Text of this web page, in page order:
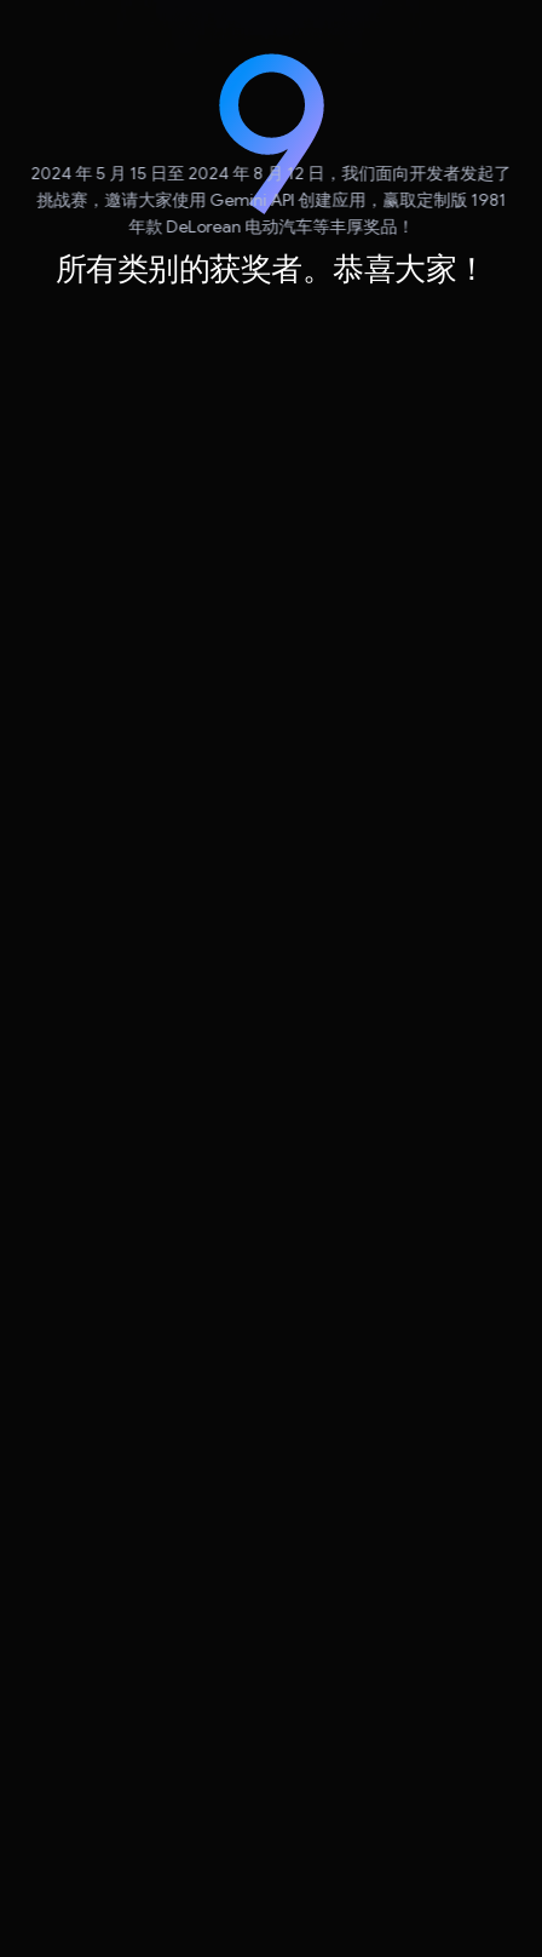
所有类别的获奖者。恭喜大家！
2024 年 5 月 15 日至 2024 年 8 月 12 日，我们面向开发者发起了
挑战赛，邀请大家使用 Gemini API 创建应用，赢取定制版 1981
年款 DeLorean 电动汽车等丰厚奖品！